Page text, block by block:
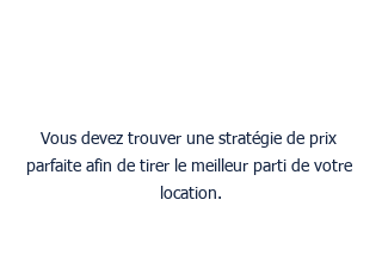
Vous devez trouver une stratégie de prix
parfaite afin de tirer le meilleur parti de votre
location.